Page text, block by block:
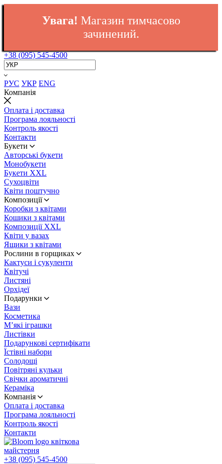
Увага! Магазин тимчасово
зачинений.
+38 (095) 545-4500
РУС УКР ENG
Компанія
Оплата і доставка
Програма лояльності
Контроль якості
Контакти
Букети
Авторські букети
Монобукети
Букети XXL
Cухоцвіти
Квіти поштучно
Композиції
Коробки з квітами
Кошики з квітами
Композиції XXL
Квіти у вазах
Ящики з квітами
Рослини в горщиках
Кактуси і сукуленти
Квітучі
Листяні
Орхідеї
Подарунки
Вази
Косметика
М’які іграшки
Листівки
Подарункові сертифікати
Їстівні набори
Солодощі
Повітряні кульки
Свічки ароматичні
Кераміка
Компанія
Оплата і доставка
Програма лояльності
Контроль якості
Контакти
квіткова
майстерня
+38 (095) 545-4500